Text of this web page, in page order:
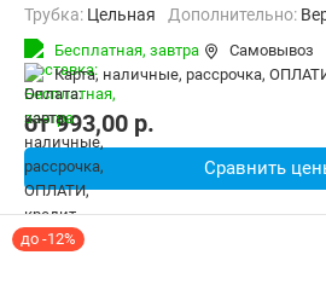
трубка: Цельная Дополнительно:
Вес:
Бесплатная, завтра
Самовывоз
карта, наличные, рассрочка,
от993,00 p.
Сравнить
до -12%